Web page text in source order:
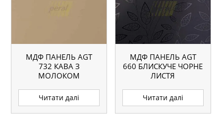
МДФ ПАНЕЛЬ AGT
732 КАВА З
МОЛОКОМ
Читати далі
МДФ ПАНЕЛЬ AGT
660 БЛИСКУЧЕ ЧОРНЕ
ЛИСТЯ
Читати далі